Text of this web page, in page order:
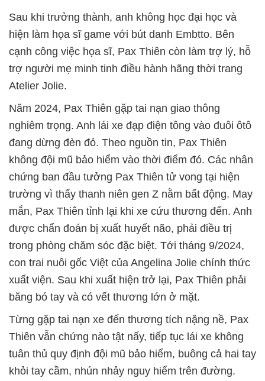
Sau khi trưởng thành, anh không học đại học và
hiện làm họa sĩ game với bút danh Embtto. Bên
cạnh công việc họa sĩ, Pax Thiên còn làm trợ lý, hỗ
trợ người mẹ minh tinh điều hành hãng thời trang
Atelier Jolie.
Năm 2024, Pax Thiên gặp tai nạn giao thông
nghiêm trọng. Anh lái xe đạp điện tông vào đuôi ôtô
đang dừng đèn đỏ. Theo nguồn tin, Pax Thiên
không đội mũ bảo hiểm vào thời điểm đó. Các nhân
chứng ban đầu tưởng Pax Thiên tử vong tại hiện
trường vì thấy thanh niên gen Z nằm bất động. May
mắn, Pax Thiên tỉnh lại khi xe cứu thương đến. Anh
được chẩn đoán bị xuất huyết não, phải điều trị
trong phòng chăm sóc đặc biệt. Tới tháng 9/2024,
con trai nuôi gốc Việt của Angelina Jolie chính thức
xuất viện. Sau khi xuất hiện trở lại, Pax Thiên phải
băng bó tay và có vết thương lớn ở mặt.
Từng gặp tai nạn xe đến thương tích nặng nề, Pax
Thiên vẫn chứng nào tật nấy, tiếp tục lái xe không
tuân thủ quy định đội mũ bảo hiểm, buông cả hai tay
khỏi tay cầm, nhún nhảy nguy hiểm trên đường.